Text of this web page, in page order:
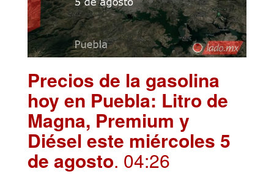
Precios de la gasolina
hoy en Puebla: Litro de
Magna, Premium y
Diésel este miércoles 5
de agosto. 04:26